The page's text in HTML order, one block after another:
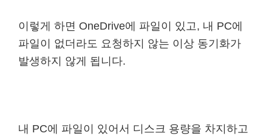
이렇게 하면 OneDrive에 파일이 있고, 내 PC에
파일이 없더라도 요청하지 않는 이상 동기화가
발생하지 않게 됩니다.
내 PC에 파일이 있어서 디스크 용량을 차지하고